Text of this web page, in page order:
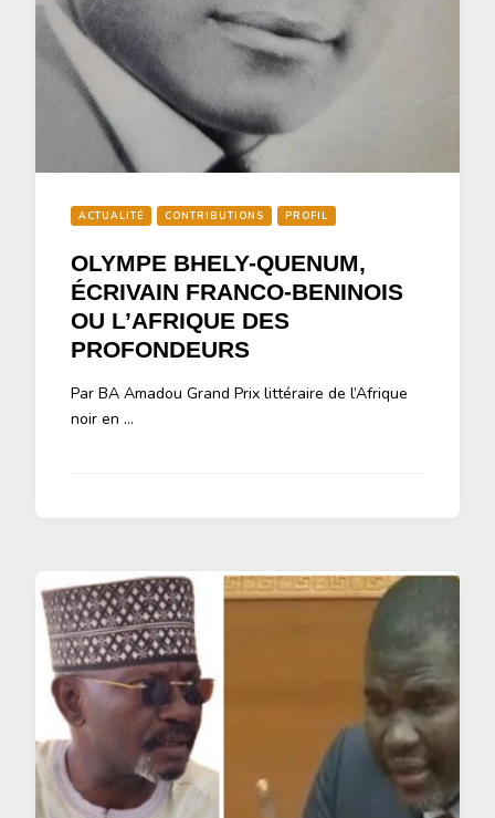
ACTUALITÉ CONTRIBUTIONS PROFIL
OLYMPE BHELY-QUENUM,
ÉCRIVAIN FRANCO-BENINOIS
OU L’AFRIQUE DES
PROFONDEURS
Par BA Amadou Grand Prix littéraire de l’Afrique
noir en …